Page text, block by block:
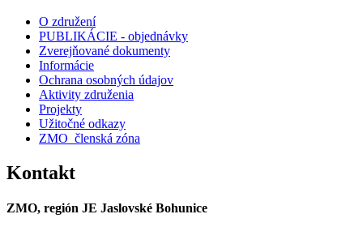
O združení
PUBLIKÁCIE - objednávky
Zverejňované dokumenty
Informácie
Ochrana osobných údajov
Aktivity združenia
Projekty
Užitočné odkazy
ZMO_členská zóna
Kontakt
ZMO, región JE Jaslovské Bohunice